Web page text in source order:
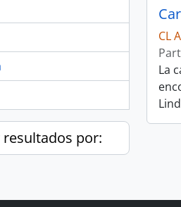
resultados por:
CL
La